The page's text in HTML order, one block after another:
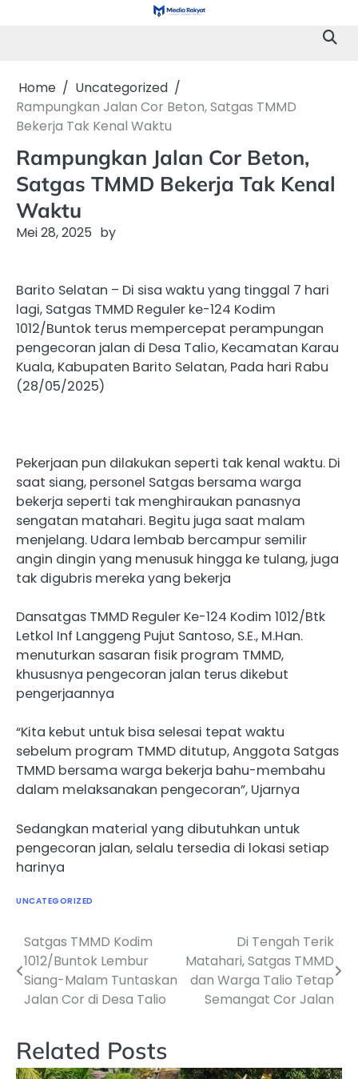
Home
Uncategorized
Rampungkan Jalan Cor Beton, Satgas TMMD
Bekerja Tak Kenal Waktu
Rampungkan Jalan Cor Beton,
Satgas TMMD Bekerja Tak Kenal
Waktu
Mei 28, 2025 by
Barito Selatan – Di sisa waktu yang tinggal 7 hari
lagi, Satgas TMMD Reguler ke-124 Kodim
1012/Buntok terus mempercepat perampungan
pengecoran jalan di Desa Talio, Kecamatan Karau
Kuala, Kabupaten Barito Selatan, Pada hari Rabu
(28/05/2025)
Pekerjaan pun dilakukan seperti tak kenal waktu. Di
saat siang, personel Satgas bersama warga
bekerja seperti tak menghiraukan panasnya
sengatan matahari. Begitu juga saat malam
menjelang. Udara lembab bercampur semilir
angin dingin yang menusuk hingga ke tulang, juga
tak digubris mereka yang bekerja
Dansatgas TMMD Reguler Ke-124 Kodim 1012/Btk
Letkol Inf Langgeng Pujut Santoso, S.E., M.Han.
menuturkan sasaran fisik program TMMD,
khususnya pengecoran jalan terus dikebut
pengerjaannya
“Kita kebut untuk bisa selesai tepat waktu
sebelum program TMMD ditutup, Anggota Satgas
TMMD bersama warga bekerja bahu-membahu
dalam melaksanakan pengecoran”, Ujarnya
Sedangkan material yang dibutuhkan untuk
pengecoran jalan, selalu tersedia di lokasi setiap
harinya
UNCATEGORIZED
Navigasi
pos
Satgas TMMD Kodim
1012/Buntok Lembur
Siang-Malam Tuntaskan
Jalan Cor di Desa Talio
Di Tengah Terik
Matahari, Satgas TMMD
dan Warga Talio Tetap
Semangat Cor Jalan
Related Posts